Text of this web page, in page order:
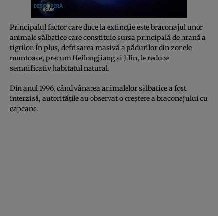
Principalul factor care duce la extincţie este braconajul unor
animale sălbatice care constituie sursa principală de hrană a
tigrilor. În plus, defrişarea masivă a pădurilor din zonele
muntoase, precum Heilongjiang şi Jilin, le reduce
semnificativ habitatul natural.
Din anul 1996, când vânarea animalelor sălbatice a fost
interzisă, autorităţile au observat o creştere a braconajului cu
capcane.